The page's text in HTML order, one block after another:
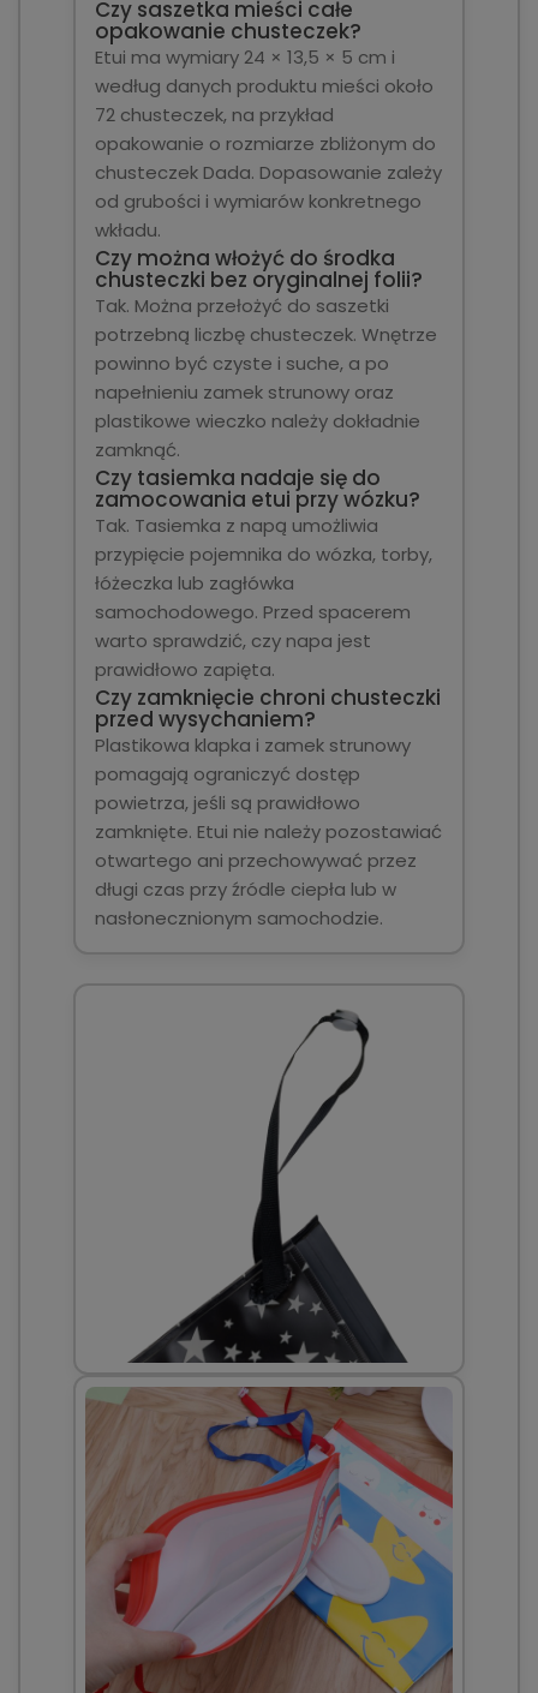
Czy saszetka mieści całe
opakowanie chusteczek?
Etui ma wymiary 24 × 13,5 × 5 cm i
według danych produktu mieści około
72 chusteczek, na przykład
opakowanie o rozmiarze zbliżonym do
chusteczek Dada. Dopasowanie zależy
od grubości i wymiarów konkretnego
wkładu.
Czy można włożyć do środka
chusteczki bez oryginalnej folii?
Tak. Można przełożyć do saszetki
potrzebną liczbę chusteczek. Wnętrze
powinno być czyste i suche, a po
napełnieniu zamek strunowy oraz
plastikowe wieczko należy dokładnie
zamknąć.
Czy tasiemka nadaje się do
zamocowania etui przy wózku?
Tak. Tasiemka z napą umożliwia
przypięcie pojemnika do wózka, torby,
łóżeczka lub zagłówka
samochodowego. Przed spacerem
warto sprawdzić, czy napa jest
prawidłowo zapięta.
Czy zamknięcie chroni chusteczki
przed wysychaniem?
Plastikowa klapka i zamek strunowy
pomagają ograniczyć dostęp
powietrza, jeśli są prawidłowo
zamknięte. Etui nie należy pozostawiać
otwartego ani przechowywać przez
długi czas przy źródle ciepła lub w
nasłonecznionym samochodzie.